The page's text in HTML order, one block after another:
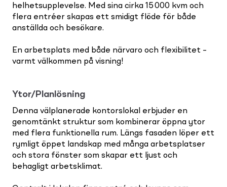
helhetsupplevelse. Med sina cirka 15 000 kvm och
flera entréer skapas ett smidigt flöde för både
anställda och besökare.
En arbetsplats med både närvaro och flexibilitet –
varmt välkommen på visning!
Ytor/Planlösning
Denna välplanerade kontorslokal erbjuder en
genomtänkt struktur som kombinerar öppna ytor
med flera funktionella rum. Längs fasaden löper ett
rymligt öppet landskap med många arbetsplatser
och stora fönster som skapar ett ljust och
behagligt arbetsklimat.